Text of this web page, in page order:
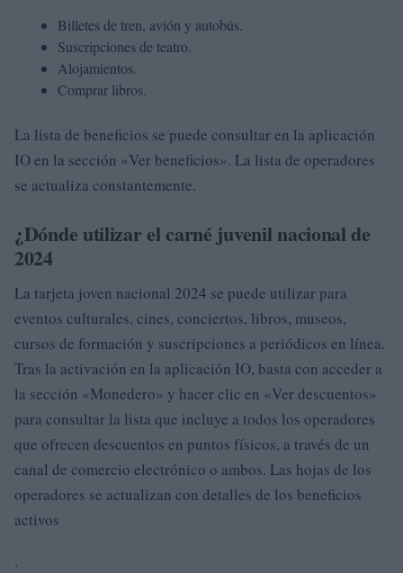
Billetes de tren, avión y autobús.
Suscripciones de teatro.
Alojamientos.
Comprar libros.
La lista de beneficios se puede consultar en la aplicación
IO en la sección «Ver beneficios». La lista de operadores
se actualiza constantemente.
¿Dónde utilizar el carné juvenil nacional de
2024
La tarjeta joven nacional 2024 se puede utilizar para
eventos culturales, cines, conciertos, libros, museos,
cursos de formación y suscripciones a periódicos en línea.
Tras la activación en la aplicación IO, basta con acceder a
la sección «Monedero» y hacer clic en «Ver descuentos»
para consultar la lista que incluye a todos los operadores
que ofrecen descuentos en puntos físicos, a través de un
canal de comercio electrónico o ambos. Las hojas de los
operadores se actualizan con detalles de los beneficios
activos
.